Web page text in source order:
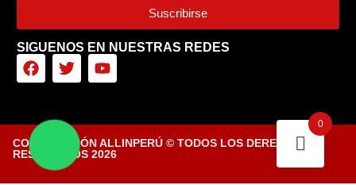
Suscribirse
SIGUENOS EN NUESTRAS REDES
CORPORACIÓN ALLINPERÚ © TODOS LOS DERECHOS
RESERVADOS 2026
0